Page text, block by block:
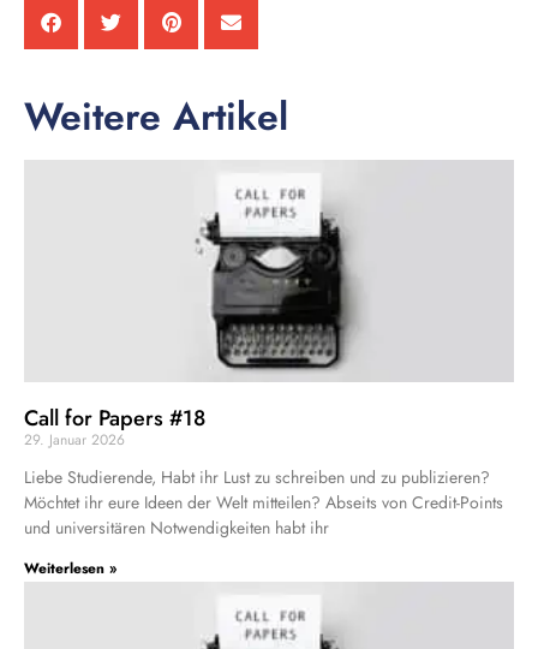
Weitere Artikel
Call for Papers #18
29. Januar 2026
Liebe Studierende, Habt ihr Lust zu schreiben und zu publizieren?
Möchtet ihr eure Ideen der Welt mitteilen? Abseits von Credit-Points
und universitären Notwendigkeiten habt ihr
Weiterlesen »